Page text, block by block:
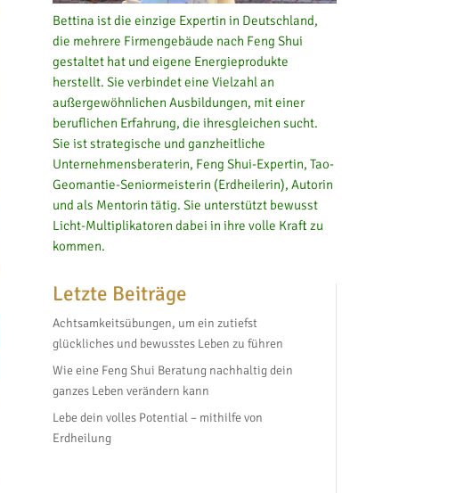
Bettina ist die einzige Expertin in Deutschland,
die mehrere Firmengebäude nach Feng Shui
gestaltet hat und eigene Energieprodukte
herstellt. Sie verbindet eine Vielzahl an
außergewöhnlichen Ausbildungen, mit einer
beruflichen Erfahrung, die ihresgleichen sucht.
Sie ist strategische und ganzheitliche
Unternehmensberaterin, Feng Shui-Expertin, Tao-
Geomantie-Seniormeisterin (Erdheilerin), Autorin
und als Mentorin tätig. Sie unterstützt bewusst
Licht-Multiplikatoren dabei in ihre volle Kraft zu
kommen.
Letzte Beiträge
Achtsamkeitsübungen, um ein zutiefst
glückliches und bewusstes Leben zu führen
Wie eine Feng Shui Beratung nachhaltig dein
ganzes Leben verändern kann
Lebe dein volles Potential – mithilfe von
Erdheilung